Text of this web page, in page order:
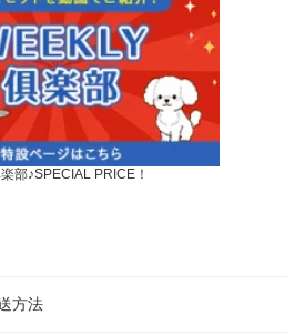
部♪SPECIAL PRICE！
方法